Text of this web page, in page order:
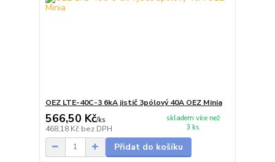
OEZ LTE-40C-3 6kA jistič 3pólový 40A OEZ Minia
566,50 Kč/ks
468,18 Kč bez DPH
skladem více než
3 ks
Přidat do košíku